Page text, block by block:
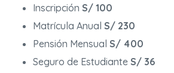
Inscripción S/ 100
Matrícula Anual S/ 230
Pensión Mensual S/ 400
Seguro de Estudiante S/ 36